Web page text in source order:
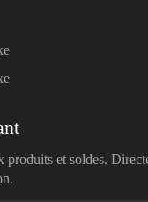
produits et soldes.